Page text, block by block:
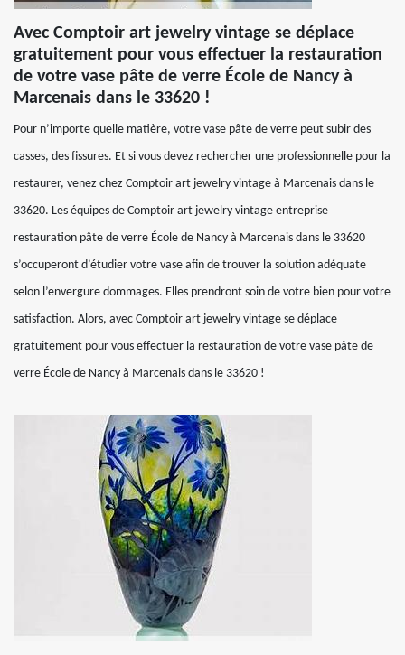
Avec Comptoir art jewelry vintage se déplace
gratuitement pour vous effectuer la restauration
de votre vase pâte de verre École de Nancy à
Marcenais dans le 33620 !
Pour n’importe quelle matière, votre vase pâte de verre peut subir des
casses, des fissures. Et si vous devez rechercher une professionnelle pour la
restaurer, venez chez Comptoir art jewelry vintage à Marcenais dans le
33620. Les équipes de Comptoir art jewelry vintage entreprise
restauration pâte de verre École de Nancy à Marcenais dans le 33620
s’occuperont d’étudier votre vase afin de trouver la solution adéquate
selon l’envergure dommages. Elles prendront soin de votre bien pour votre
satisfaction. Alors, avec Comptoir art jewelry vintage se déplace
gratuitement pour vous effectuer la restauration de votre vase pâte de
verre École de Nancy à Marcenais dans le 33620 !